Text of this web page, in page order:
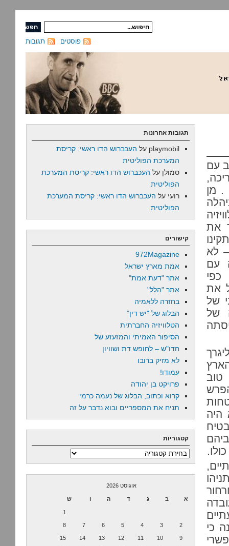
תגובות פוסטים
עם
. מן
את
לא
עם
כפי
את
של
של
טוב
היה
כי
תגובות אחרונות
playmobil על העכברוש הדו ראשי: קריסת
המערכת הפוליטית
סמולן על העכברוש הדו ראשי: קריסת המערכת
הפוליטית
רועי על העכברוש הדו ראשי: קריסת המערכת
הפוליטית
קישורים
972Magazine
אמת מארץ ישראל
אתר "דעת אמת"
אתר "הלל"
בחזרה ללאמיה
הבלוג של "יש דין"
הטלוויזיה החברתית
הסיפור האמיתי והמזעזע של
חדו"ש – לחופש דת ושוויון
לא מזיק ברובו
עמודו!
פרויקט בן יהודה
קרוא וכתוב, הבלוג של נעמה כרמי
תניח את המספריים ובוא נדבר על זה
קטגוריות
קטגוריות
אוגוסט 2026
א ב ג ד ה ו ש
1
2
3
4
5
6
7
8
9
10
11
12
13
14
15